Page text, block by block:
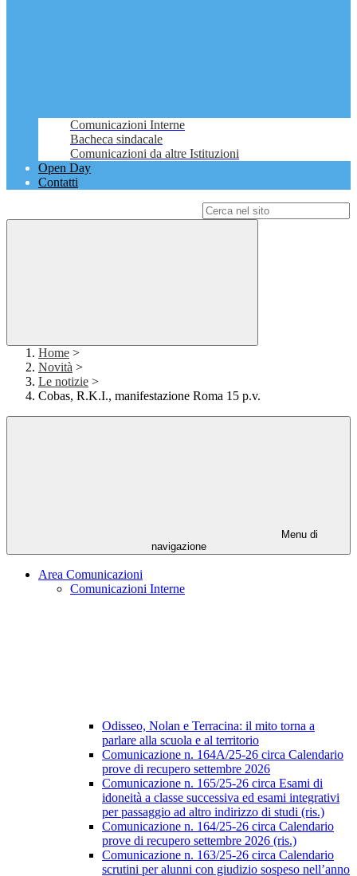
Comunicazioni Interne
Bacheca sindacale
Comunicazioni da altre Istituzioni
Open Day
Contatti
Home >
Novità >
Le notizie >
Cobas, R.K.I., manifestazione Roma 15 p.v.
Menu di
navigazione
Area Comunicazioni
Comunicazioni Interne
Odisseo, Nolan e Terracina: il mito torna a
parlare alla scuola e al territorio
Comunicazione n. 164A/25-26 circa Calendario
prove di recupero settembre 2026
Comunicazione n. 165/25-26 circa Esami di
idoneità a classe successiva ed esami integrativi
per passaggio ad altro indirizzo di studi (ris.)
Comunicazione n. 164/25-26 circa Calendario
prove di recupero settembre 2026 (ris.)
Comunicazione n. 163/25-26 circa Calendario
scrutini per alunni con giudizio sospeso nell’anno